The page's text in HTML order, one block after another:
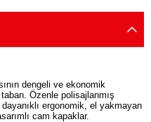
dengeli ve ekonomik
Özenle polisajlanmış
dayanıklı ergonomik, el yakmayan
cam kapaklar.